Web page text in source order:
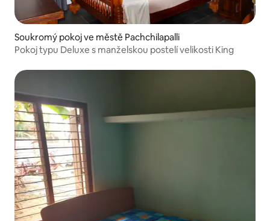
Soukromý pokoj ve městě Pachchilapalli
Pokoj typu Deluxe s manželskou postelí velikosti King